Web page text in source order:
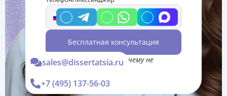
Бесплатная консультация
*Консультация Вас ни к чему не
sales@dissertatsia.ru
+7 (495) 137-56-03